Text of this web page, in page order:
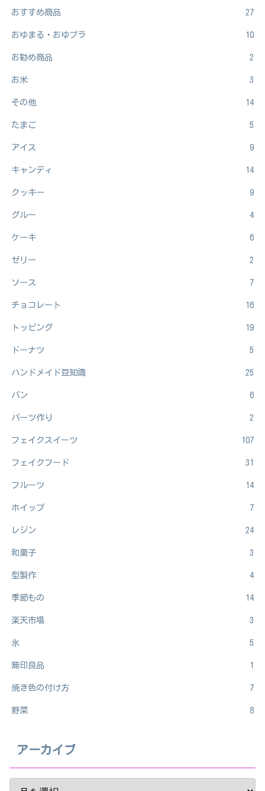
おすすめ商品 27
おゆまる・おゆプラ 10
お勧め商品 2
お米 3
その他 14
たまご 5
アイス 9
キャンディ 14
クッキー 9
グルー 4
ケーキ 6
ゼリー 2
ソース 7
チョコレート 16
トッピング 19
ドーナツ 5
ハンドメイド豆知識 25
パン 6
パーツ作り 2
フェイクスイーツ 107
フェイクフード 31
フルーツ 14
ホイップ 7
レジン 24
和菓子 3
型製作 4
季節もの 14
楽天市場 3
氷 5
無印良品 1
焼き色の付け方 7
野菜 8
アーカイブ